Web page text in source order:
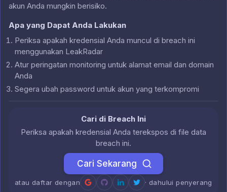
akun Anda mungkin berisiko.
Apa yang Dapat Anda Lakukan
Periksa apakah kredensial Anda muncul di breach ini
menggunakan LeakRadar
Atur peringatan monitoring untuk alamat email dan domain
Anda
Segera ubah password untuk akun yang terkompromi
Cari di Breach Ini
Periksa apakah kredensial Anda terekspos di file data
breach ini.
Cari Sekarang
atau daftar dengan · dahului penyerang